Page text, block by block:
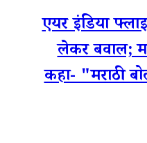
एयर इंडिया
लेकर बवाल;
कहा- "मराठी